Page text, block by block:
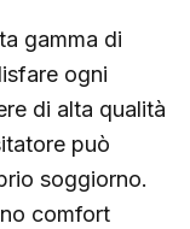
gamma di
ogni
di alta qualità
può
soggiorno.
comfort